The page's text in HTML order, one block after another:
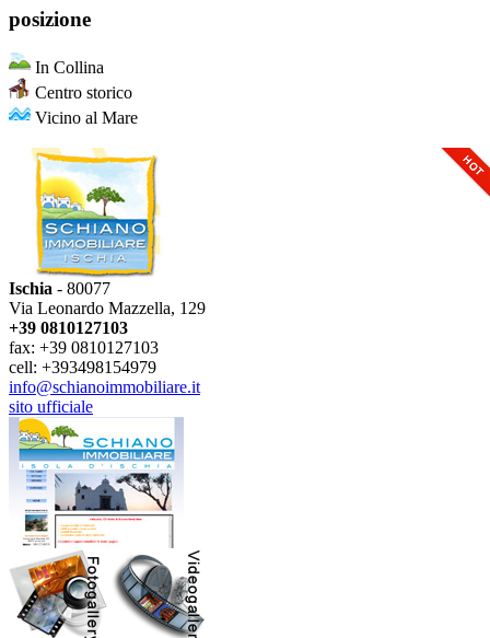
posizione
In Collina
Centro storico
Vicino al Mare
Ischia - 80077
Via Leonardo Mazzella, 129
+39 0810127103
fax: +39 0810127103
cell: +393498154979
info@schianoimmobiliare.it
sito ufficiale